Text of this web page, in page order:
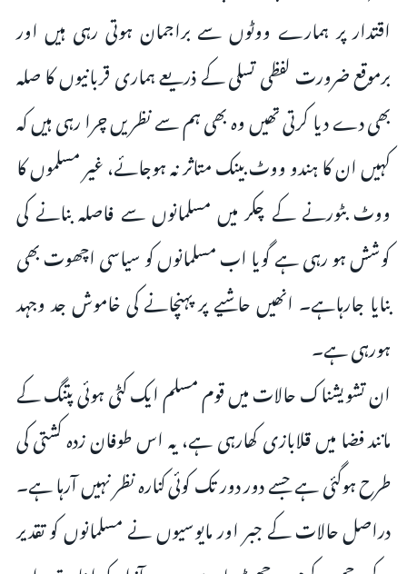
اقتدار پر ہمارے ووٹوں سے براجمان ہوتی رہی ہیں اور
برموقع ضرورت لفظی تسلی کے ذریعے ہماری قربانیوں کا صلہ
بھی دے دیا کرتی تھیں وہ بھی ہم سے نظریں چرا رہی ہیں کہ
کہیں ان کا ہندو ووٹ بینک متاثر نہ ہوجائے، غیر مسلموں کا
ووٹ بٹورنے کے چکر میں مسلمانوں سے فاصلہ بنانے کی
کوشش ہو رہی ہے گویا اب مسلمانوں کو سیاسی اچھوت بھی
بنایا جارہاہے۔ انھیں حاشیے پر پہنچانے کی خاموش جد وجہد
ہورہی ہے۔
ان تشویشناک حالات میں قوم مسلم ایک کٹی ہوئی پتنگ کے
مانند فضا میں قلابازی کھارہی ہے، یہ اس طوفان زدہ کشتی کی
طرح ہوگئی ہے جسے دور دور تک کوئی کنارہ نظر نہیں آرہا ہے۔
دراصل حالات کے جبر‌ اور مایوسیوں نے مسلمانوں کو تقدیر